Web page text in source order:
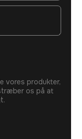
vores produkter,
os på at